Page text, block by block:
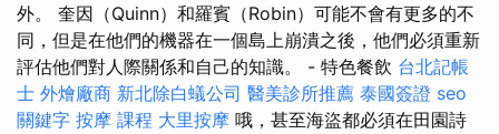
外。 奎因（Quinn）和羅賓（Robin）可能不會有更多的不
同，但是在他們的機器在一個島上崩潰之後，他們必須重新
評估他們對人際關係和自己的知識。 - 特色餐飲 台北記帳
士 外燴廠商 新北除白蟻公司 醫美診所推薦 泰國簽證 seo
關鍵字 按摩 課程 大里按摩 哦，甚至海盜都必須在田園詩